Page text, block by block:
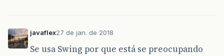
javaflex27 de jan. de 2018
Se usa Swing por que está se preocupando